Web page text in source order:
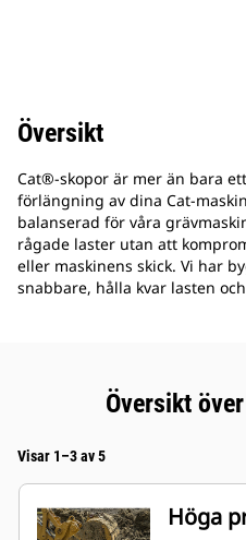
Översikt
Cat®-skopor är mer än bara
förlängning av dina Cat-
balanserad för våra
rågade laster utan att
eller maskinens skick. Vi har
snabbare, hålla kvar lasten
Översikt
Visar 1–3 av 5
Höga